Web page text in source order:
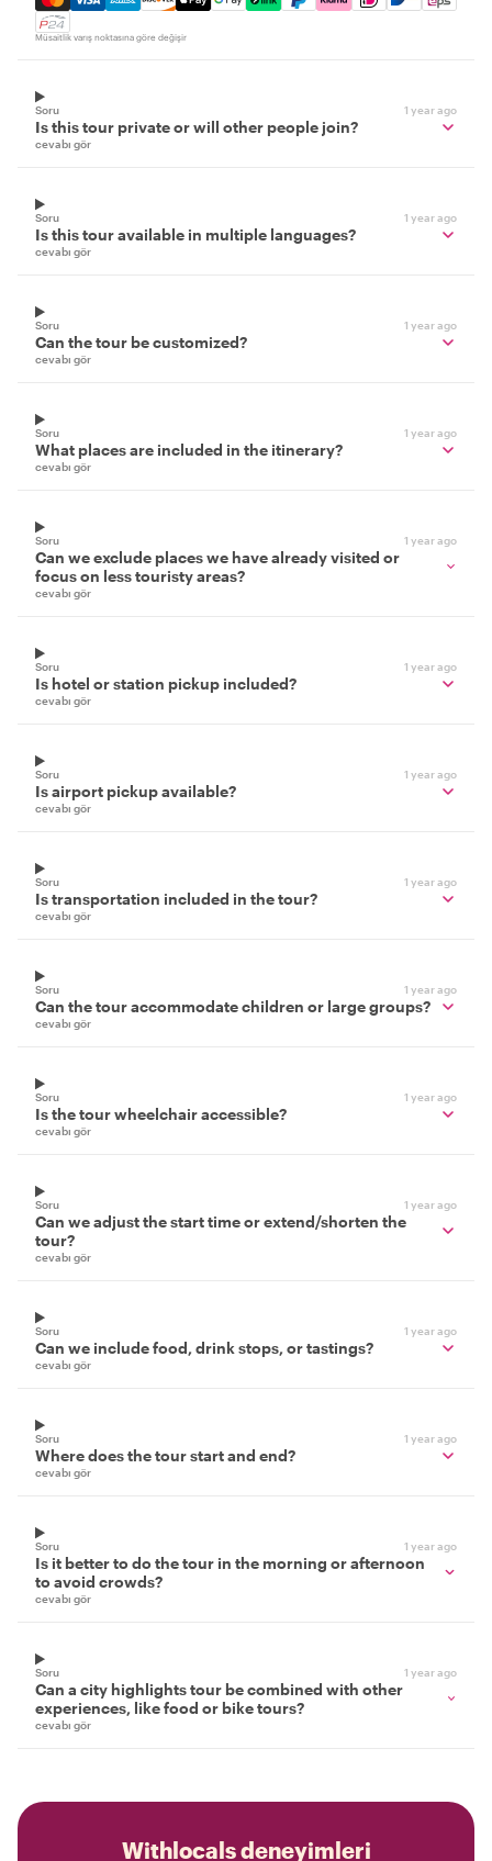
Müsaitlik varış noktasına göre değişir
Soru 1 year ago
Is this tour private or will other people join?
cevabı gör
Soru 1 year ago
Is this tour available in multiple languages?
cevabı gör
Soru 1 year ago
Can the tour be customized?
cevabı gör
Soru 1 year ago
What places are included in the itinerary?
cevabı gör
Soru 1 year ago
Can we exclude places we have already visited or
focus on less touristy areas?
cevabı gör
Soru 1 year ago
Is hotel or station pickup included?
cevabı gör
Soru 1 year ago
Is airport pickup available?
cevabı gör
Soru 1 year ago
Is transportation included in the tour?
cevabı gör
Soru 1 year ago
Can the tour accommodate children or large groups?
cevabı gör
Soru 1 year ago
Is the tour wheelchair accessible?
cevabı gör
Soru 1 year ago
Can we adjust the start time or extend/shorten the
tour?
cevabı gör
Soru 1 year ago
Can we include food, drink stops, or tastings?
cevabı gör
Soru 1 year ago
Where does the tour start and end?
cevabı gör
Soru 1 year ago
Is it better to do the tour in the morning or afternoon
to avoid crowds?
cevabı gör
Soru 1 year ago
Can a city highlights tour be combined with other
experiences, like food or bike tours?
cevabı gör
Withlocals deneyimleri